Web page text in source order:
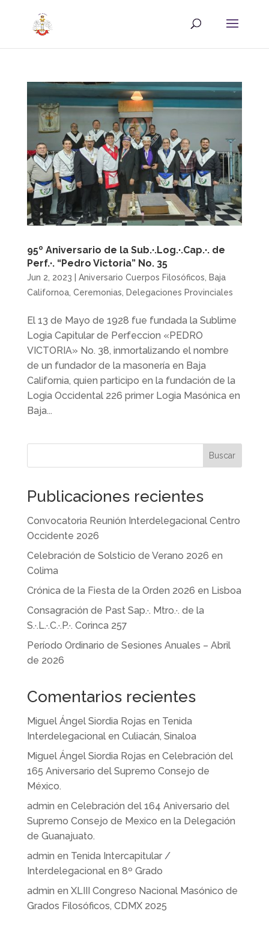
95º Aniversario de la Sub.·.Log.·.Cap.·. de
Perf.·. “Pedro Victoria” No. 35
Jun 2, 2023 Aniversario Cuerpos Filosóficos
Baja
Californoa, Ceremonias Delegaciones Provinciales
El 13 de Mayo de 1928 fue fundada la Sublime
Logia Capitular de Perfeccion «PEDRO
VICTORIA» No. 38, inmortalizando el nombre
de un fundador de la masonería en Baja
California, quien participo en la fundación de la
Logia Occidental 226 primer Logia Masónica en
Baja...
Buscar
Publicaciones recientes
Convocatoria Reunión Interdelegacional Centro
Occidente 2026
Celebración de Solsticio de Verano 2026 en
Colima
Crónica de la Fiesta de la Orden 2026 en Lisboa
Consagración de Past Sap.·. Mtro.·. de la
S.·.L.·.C.·.P.·. Corinca 257
Período Ordinario de Sesiones Anuales – Abril
de 2026
Comentarios recientes
Miguel Ángel Siordia Rojas en Tenida
Interdelegacional en Culiacán, Sinaloa
Miguel Ángel Siordia Rojas en Celebración del
165 Aniversario del Supremo Consejo de
México.
admin en Celebración del 164 Aniversario del
Supremo Consejo de Mexico en la Delegación
de Guanajuato.
admin en Tenida Intercapitular /
Interdelegacional en 8º Grado
admin en XLIII Congreso Nacional Masónico de
Grados Filosóficos, CDMX 2025